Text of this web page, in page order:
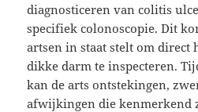
diagnosticeren van colitis
specifiek colonoscopie. Dit
artsen in staat stelt om direct
dikke darm te inspecteren.
kan de arts ontstekingen,
afwijkingen die kenmerkend